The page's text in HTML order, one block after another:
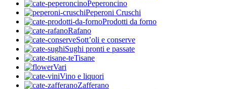
Peperoncino
Peperoni Cruschi
Prodotti da forno
Rafano
Sott’oli e conserve
Sughi pronti e passate
Tisane
Vari
Vino e liquori
Zafferano